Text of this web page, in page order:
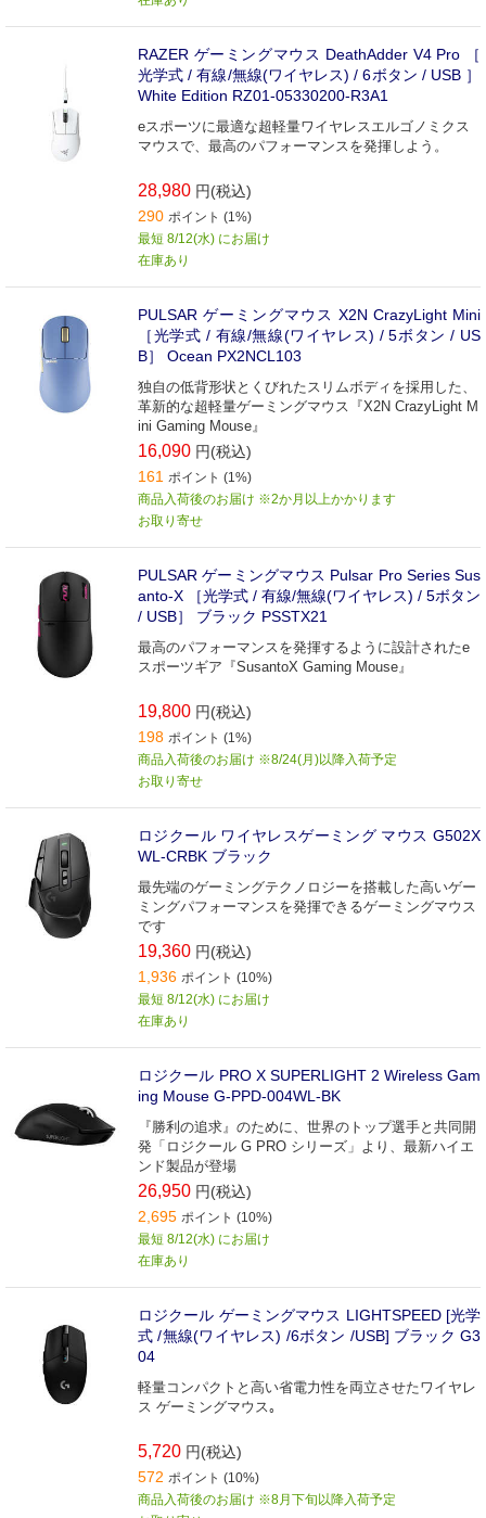
RAZER ゲーミングマウス DeathAdder V4 Pro ［
光学式 / 有線/無線(ワイヤレス) / 6ボタン / USB ］
White Edition RZ01-05330200-R3A1
eスポーツに最適な超軽量ワイヤレスエルゴノミクス
マウスで、最高のパフォーマンスを発揮しよう。
28,980 円(税込)
290 ポイント (1%)
最短 8/12(水) にお届け
在庫あり
PULSAR ゲーミングマウス X2N CrazyLight Mini
［光学式 / 有線/無線(ワイヤレス) / 5ボタン / US
B］ Ocean PX2NCL103
独自の低背形状とくびれたスリムボディを採用した、
革新的な超軽量ゲーミングマウス『X2N CrazyLight M
ini Gaming Mouse』
16,090 円(税込)
161 ポイント (1%)
商品入荷後のお届け ※2か月以上かかります
お取り寄せ
PULSAR ゲーミングマウス Pulsar Pro Series Sus
anto-X ［光学式 / 有線/無線(ワイヤレス) / 5ボタン
/ USB］ ブラック PSSTX21
最高のパフォーマンスを発揮するように設計されたe
スポーツギア『SusantoX Gaming Mouse』
19,800 円(税込)
198 ポイント (1%)
商品入荷後のお届け ※8/24(月)以降入荷予定
お取り寄せ
ロジクール ワイヤレスゲーミング マウス G502X
WL-CRBK ブラック
最先端のゲーミングテクノロジーを搭載した高いゲー
ミングパフォーマンスを発揮できるゲーミングマウス
です
19,360 円(税込)
1,936 ポイント (10%)
最短 8/12(水) にお届け
在庫あり
ロジクール PRO X SUPERLIGHT 2 Wireless Gam
ing Mouse G-PPD-004WL-BK
『勝利の追求』のために、世界のトップ選手と共同開
発「ロジクール G PRO シリーズ」より、最新ハイエ
ンド製品が登場
26,950 円(税込)
2,695 ポイント (10%)
最短 8/12(水) にお届け
在庫あり
ロジクール ゲーミングマウス LIGHTSPEED [光学
式 /無線(ワイヤレス) /6ボタン /USB] ブラック G3
04
軽量コンパクトと高い省電力性を両立させたワイヤレ
ス ゲーミングマウス｡
5,720 円(税込)
572 ポイント (10%)
商品入荷後のお届け ※8月下旬以降入荷予定